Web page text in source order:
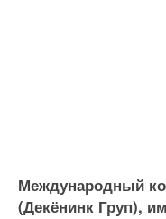
Международный
(Декёнинк Груп),